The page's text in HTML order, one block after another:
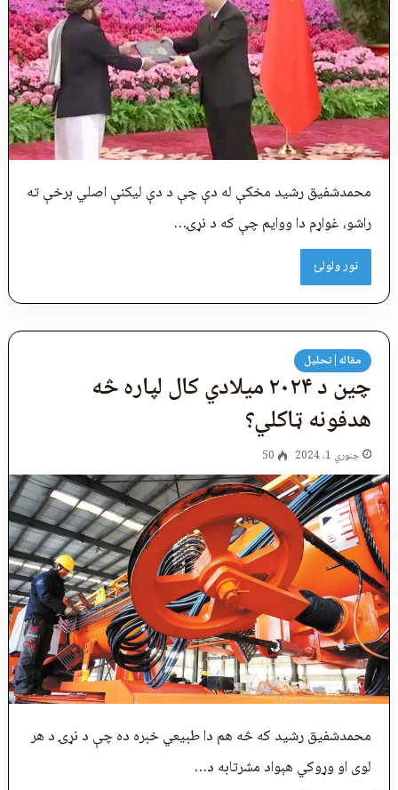
محمدشفیق رشید مخکې له دې چې د دې لیکنې اصلي برخې ته
راشو، غواړم دا ووایم چې که د نړۍ…
نور ولولئ
مقاله|تحلیل
چین د ۲۰۲۴ میلادي کال لپاره څه
هدفونه ټاکلي؟
جنوري 1, 2024 50
محمدشفیق رشید که څه هم دا طبیعي خبره ده چې د نړۍ د هر
لوی او وړوکي هېواد مشرتابه د…